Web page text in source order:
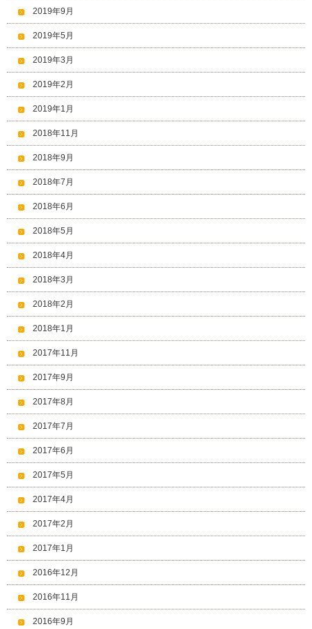
2019年9月
2019年5月
2019年3月
2019年2月
2019年1月
2018年11月
2018年9月
2018年7月
2018年6月
2018年5月
2018年4月
2018年3月
2018年2月
2018年1月
2017年11月
2017年9月
2017年8月
2017年7月
2017年6月
2017年5月
2017年4月
2017年2月
2017年1月
2016年12月
2016年11月
2016年9月